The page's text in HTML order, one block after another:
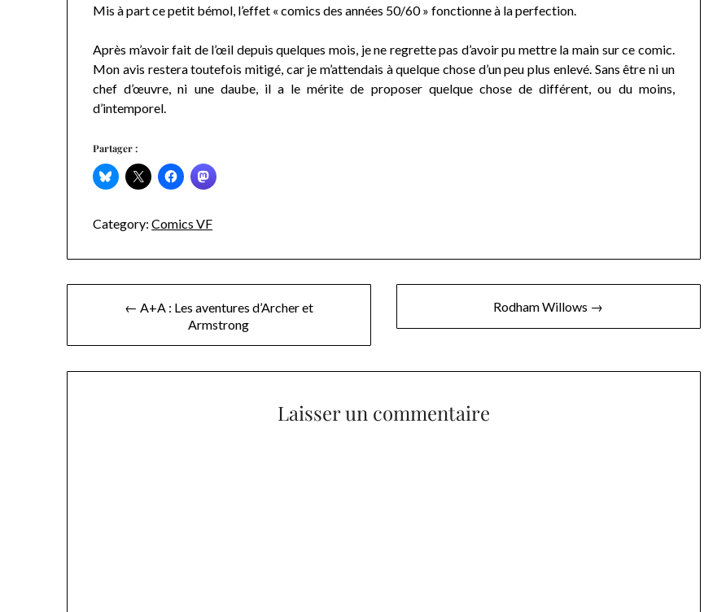
Mis à part ce petit bémol, l’effet « comics des années 50/60 » fonctionne à la perfection.
Après m’avoir fait de l’œil depuis quelques mois, je ne regrette pas d’avoir pu mettre la main sur ce comic.
Mon avis restera toutefois mitigé, car je m’attendais à quelque chose d’un peu plus enlevé. Sans être ni un
chef d’œuvre, ni une daube, il a le mérite de proposer quelque chose de différent, ou du moins,
d’intemporel.
Partager :
Category: Comics VF
Navigation← A+A : Les aventures d’Archer et
Armstrong
Rodham Willows →
Laisser un commentaire